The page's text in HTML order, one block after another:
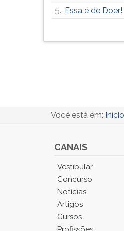
5. Essa é de Doer!
Você está em: Início
CANAIS
Você
está
Menu
Principal.
Pressione
TAB
Vestibular
Concurso
Notícias
Artigos
Cursos
Profissões